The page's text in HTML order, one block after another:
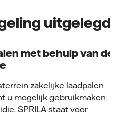
uitgelegd
met behulp van de
zakelijke laadpalen
u mogelijk gebruikmaken
SPRILA staat voor